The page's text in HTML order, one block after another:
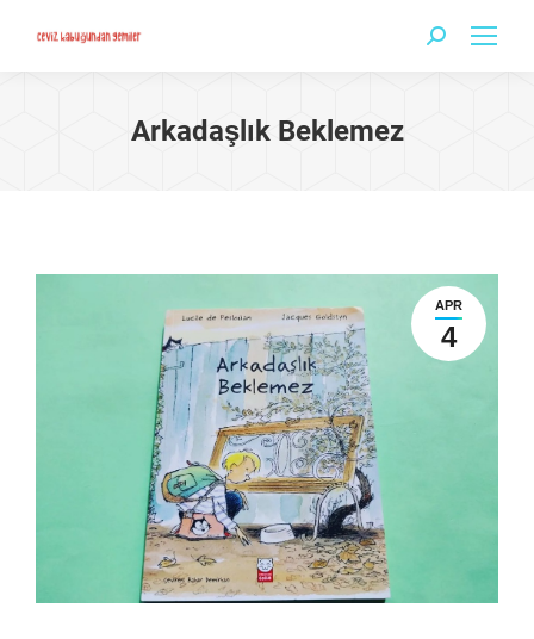
Search:
Arkadaşlık Beklemez
APR
4